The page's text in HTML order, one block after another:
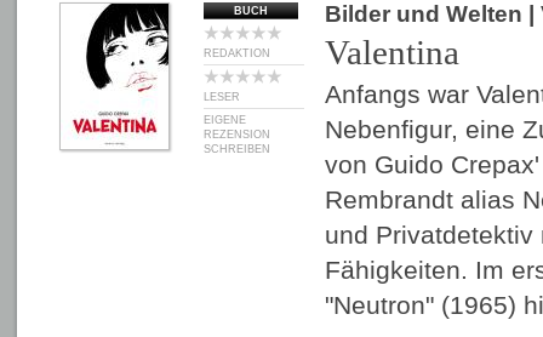
BUCH
REDAKTION
LESER
EIGENE
REZENSION
SCHREIBEN
Bilder und Welten
Valentina
Anfangs war
Nebenfigur, eine
von Guido
Rembrandt alias
und
Fähigkeiten. Im
"Neutron" (1965)